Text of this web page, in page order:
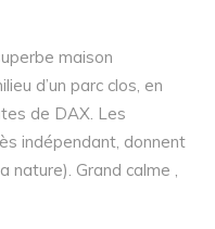
maison
d’un parc clos, en
de DAX. Les
indépendant, donnent
Grand calme ,